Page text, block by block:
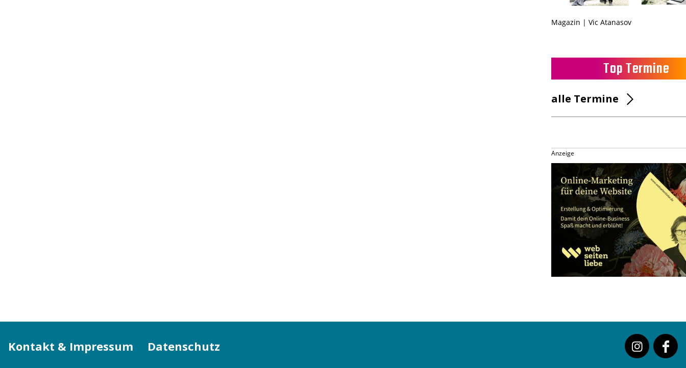
Magazin | Vic Atanasov
Top Termine
alle Termine
Anzeige
Kontakt & Impressum Datenschutz